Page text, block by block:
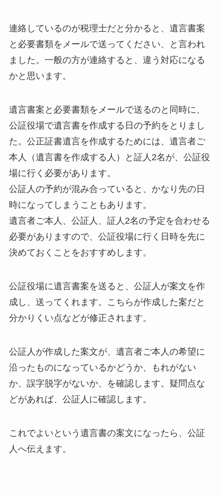
連絡しているのが税理士だと分かると、遺言書案
と必要書類をメールで送ってください、と言われ
ました。一般の方が連絡すると、違う対応になる
かと思います。
遺言書案と必要書類をメールで送るのと同時に、
公証役場で遺言書を作成する日の予約をとりまし
た。公正証書遺言を作成するためには、遺言者ご
本人（遺言書を作成する人）と証人2名が、公証役
場に行く必要があります。
公証人の予約が混み合っていると、かなり先の日
時になってしまうこともあります。
遺言者ご本人、公証人、証人2名の予定を合わせる
必要がありますので、公証役場に行く日時を先に
決めておくことをおすすめします。
公証役場に遺言書案を送ると、公証人が案文を作
成し、送ってくれます。こちらが作成した案だと
分かりくい点などが修正されます。
公証人が作成した案文が、遺言者ご本人の希望に
沿ったものになっているかどうか、もれがない
か、誤字脱字がないか、を確認します。疑問点な
どがあれば、公証人に確認します。
これでよいという遺言書の案文になったら、公証
人へ伝えます。